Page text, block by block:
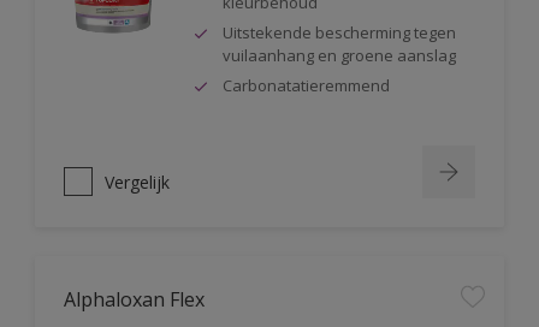
Uitstekende bescherming tegen
vuilaanhang en groene aanslag
Carbonatatieremmend
Vergelijk
Alphaloxan Flex